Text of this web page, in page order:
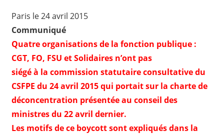
Paris le 24 avril 2015
Communiqué
Quatre organisations de la fonction publique :
CGT, FO, FSU et Solidaires n’ont pas
siégé à la commission statutaire consultative du
CSFPE du 24 avril 2015 qui portait sur la charte de
déconcentration présentée au conseil des
ministres du 22 avril dernier.
Les motifs de ce boycott sont expliqués dans la